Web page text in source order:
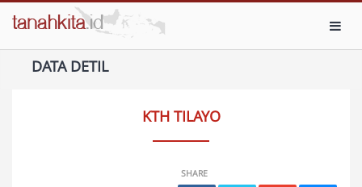
DATA DETIL
KTH TILAYO
SHARE